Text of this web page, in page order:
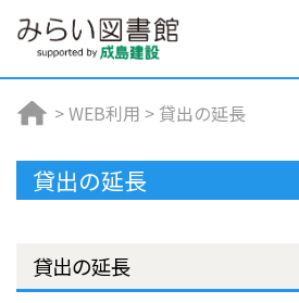
>WEB利用 > 貸出の延長
貸出の延長
貸出の延長